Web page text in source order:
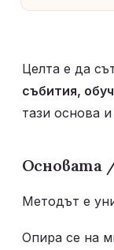
събития,
тази основа
Основата
Методът е
Опира се на